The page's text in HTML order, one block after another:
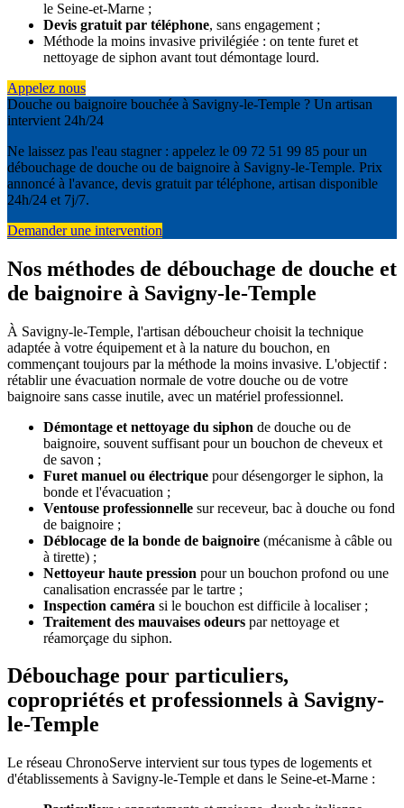
le Seine-et-Marne ;
Devis gratuit par téléphone, sans engagement ;
Méthode la moins invasive privilégiée : on tente furet et
nettoyage de siphon avant tout démontage lourd.
Appelez nous
Douche ou baignoire bouchée à Savigny-le-Temple ? Un artisan
intervient 24h/24
Ne laissez pas l'eau stagner : appelez le 09 72 51 99 85 pour un
débouchage de douche ou de baignoire à Savigny-le-Temple. Prix
annoncé à l'avance, devis gratuit par téléphone, artisan disponible
24h/24 et 7j/7.
Demander une intervention
Nos méthodes de débouchage de douche et
de baignoire à Savigny-le-Temple
À Savigny-le-Temple, l'artisan déboucheur choisit la technique
adaptée à votre équipement et à la nature du bouchon, en
commençant toujours par la méthode la moins invasive. L'objectif :
rétablir une évacuation normale de votre douche ou de votre
baignoire sans casse inutile, avec un matériel professionnel.
Démontage et nettoyage du siphon de douche ou de
baignoire, souvent suffisant pour un bouchon de cheveux et
de savon ;
Furet manuel ou électrique pour désengorger le siphon, la
bonde et l'évacuation ;
Ventouse professionnelle sur receveur, bac à douche ou fond
de baignoire ;
Déblocage de la bonde de baignoire (mécanisme à câble ou
à tirette) ;
Nettoyeur haute pression pour un bouchon profond ou une
canalisation encrassée par le tartre ;
Inspection caméra si le bouchon est difficile à localiser ;
Traitement des mauvaises odeurs par nettoyage et
réamorçage du siphon.
Débouchage pour particuliers,
copropriétés et professionnels à Savigny-
le-Temple
Le réseau ChronoServe intervient sur tous types de logements et
d'établissements à Savigny-le-Temple et dans le Seine-et-Marne :